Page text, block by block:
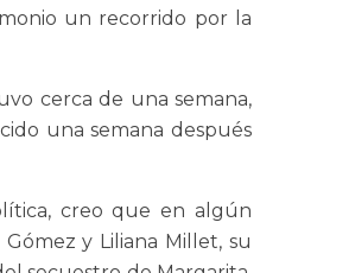
un recorrido por la
cerca de una semana,
una semana después
creo que en algún
y Liliana Millet, su